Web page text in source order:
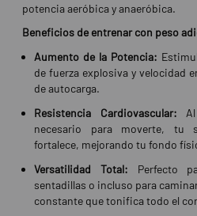
potencia aeróbica y anaeróbica.
Beneficios de entrenar con peso
Aumento de la Potencia:
de fuerza explosiva y velocidad
de autocarga.
Resistencia Cardiovascular:
necesario para moverte, tu
fortalece, mejorando tu fondo
Versatilidad Total: Perfecto
sentadillas o incluso para
constante que tonifica todo el